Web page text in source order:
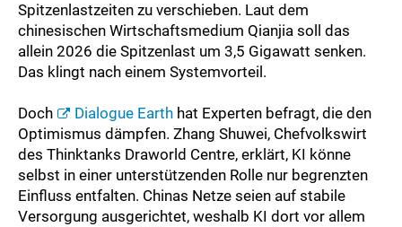
Spitzenlastzeiten zu verschieben. Laut dem
chinesischen Wirtschaftsmedium Qianjia soll das
allein 2026 die Spitzenlast um 3,5 Gigawatt senken.
Das klingt nach einem Systemvorteil.
Doch Dialogue Earth hat Experten befragt, die den
Optimismus dämpfen. Zhang Shuwei, Chefvolkswirt
des Thinktanks Draworld Centre, erklärt, KI könne
selbst in einer unterstützenden Rolle nur begrenzten
Einfluss entfalten. Chinas Netze seien auf stabile
Versorgung ausgerichtet, weshalb KI dort vor allem